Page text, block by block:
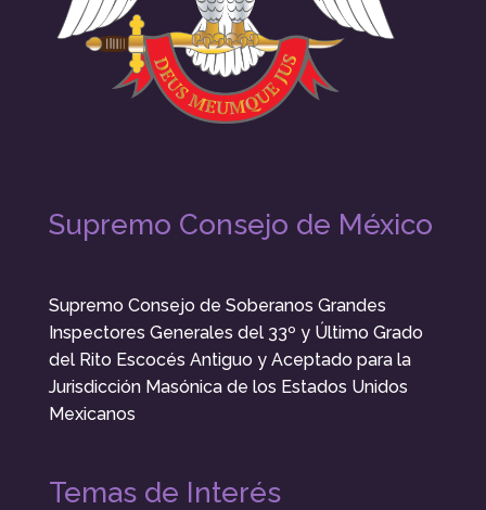
Supremo Consejo de México
Supremo Consejo de Soberanos Grandes
Inspectores Generales del 33º y Último Grado
del Rito Escocés Antiguo y Aceptado para la
Jurisdicción Masónica de los Estados Unidos
Mexicanos
Temas de Interés